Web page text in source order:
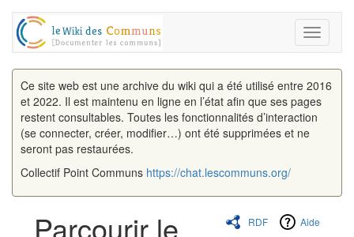
Toggle
Ce site web est une archive du wiki qui a été utilisé entre 2016
et 2022. Il est maintenu en ligne en l’état afin que ses pages
restent consultables. Toutes les fonctionnalités d’interaction
(se connecter, créer, modifier…) ont été supprimées et ne
seront pas restaurées.
Collectif Point Communs https://chat.lescommuns.org/
RDF Aide
Parcourir le